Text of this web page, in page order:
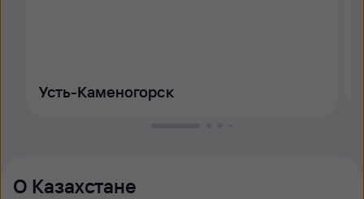
Усть-Каменогорск
О Казахстане